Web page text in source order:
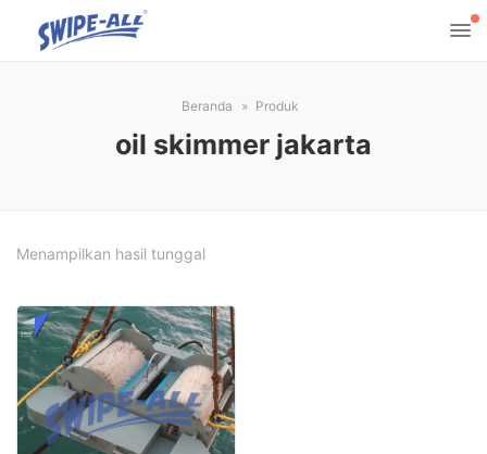
Beranda Produk
oil skimmer jakarta
Menampilkan hasil tunggal